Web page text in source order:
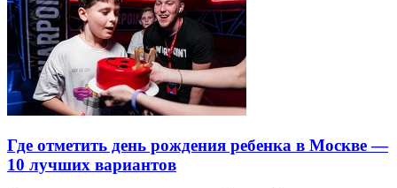
Где отметить день рождения ребенка в Москве —
10 лучших вариантов